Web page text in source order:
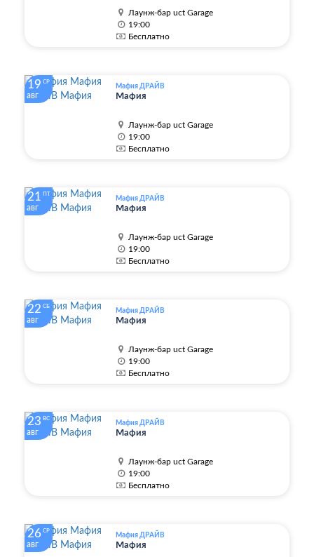
Лаунж-бар uct Garage
19:00
Бесплатно
19 СР
авг
Мафия ДРАЙВ
Мафия
Лаунж-бар uct Garage
19:00
Бесплатно
21 ПТ
авг
Мафия ДРАЙВ
Мафия
Лаунж-бар uct Garage
19:00
Бесплатно
22 СБ
авг
Мафия ДРАЙВ
Мафия
Лаунж-бар uct Garage
19:00
Бесплатно
23 ВС
авг
Мафия ДРАЙВ
Мафия
Лаунж-бар uct Garage
19:00
Бесплатно
26 СР
авг
Мафия ДРАЙВ
Мафия